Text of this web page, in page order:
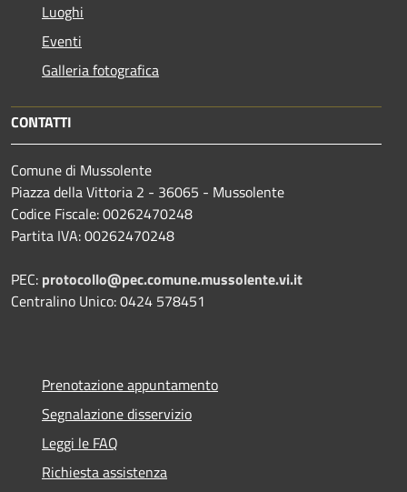
Luoghi
Eventi
Galleria fotografica
CONTATTI
Comune di Mussolente
Piazza della Vittoria 2 - 36065 - Mussolente
Codice Fiscale: 00262470248
Partita IVA: 00262470248
PEC: protocollo@pec.comune.mussolente.vi.it
Centralino Unico: 0424 578451
Prenotazione appuntamento
Segnalazione disservizio
Leggi le FAQ
Richiesta assistenza